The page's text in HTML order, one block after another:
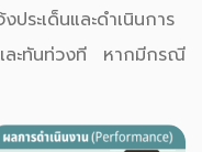
ประเด็นและดำเนินการ
ละทันท่วงที หากมีกรณี